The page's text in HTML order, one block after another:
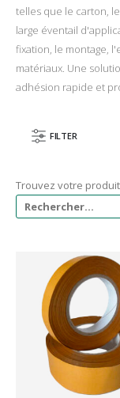
telles que le carton,
large éventail
fixation, le montage,
matériaux. Une
adhésion rapide et
FILTER
Trouvez votre